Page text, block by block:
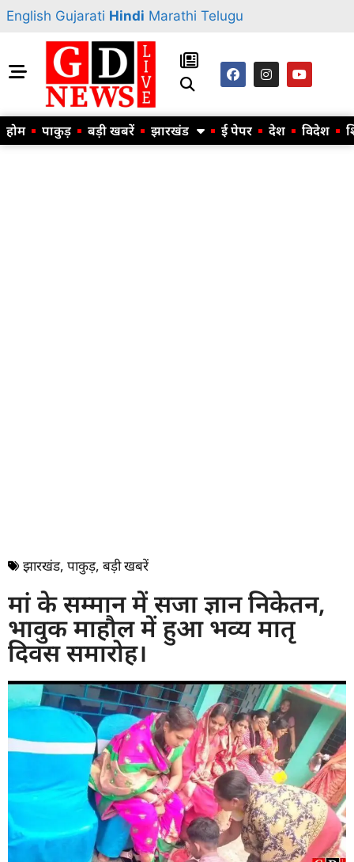
English Gujarati Hindi Marathi Telugu
होम पाकुड़ बड़ी खबरें झारखंड ई पेपर देश विदेश
झारखंड, पाकुड़, बड़ी खबरें
मां के सम्मान में सजा ज्ञान निकेतन,
भावुक माहौल में हुआ भव्य मातृ
दिवस समारोह।